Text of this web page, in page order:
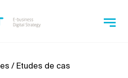
/ Etudes de cas